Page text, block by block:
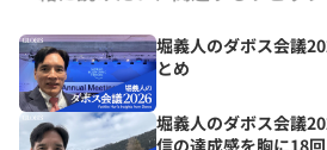
堀義人のダボス会議
とめ
堀義人のダボス会議